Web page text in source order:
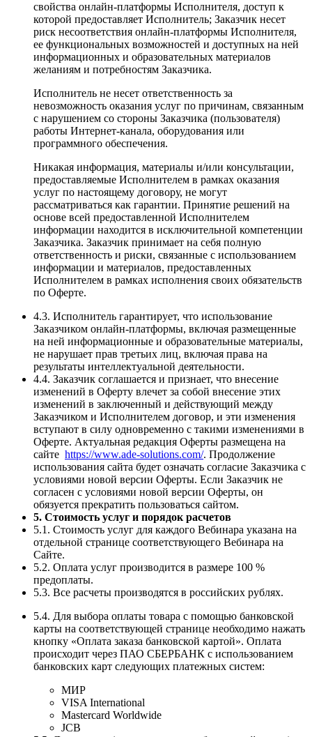
свойства онлайн-платформы Исполнителя, доступ к
которой предоставляет Исполнитель; Заказчик несет
риск несоответствия онлайн-платформы Исполнителя,
ее функциональных возможностей и доступных на ней
информационных и образовательных материалов
желаниям и потребностям Заказчика.
Исполнитель не несет ответственность за
невозможность оказания услуг по причинам, связанным
с нарушением со стороны Заказчика (пользователя)
работы Интернет-канала, оборудования или
программного обеспечения.
Никакая информация, материалы и/или консультации,
предоставляемые Исполнителем в рамках оказания
услуг по настоящему договору, не могут
рассматриваться как гарантии. Принятие решений на
основе всей предоставленной Исполнителем
информации находится в исключительной компетенции
Заказчика. Заказчик принимает на себя полную
ответственность и риски, связанные с использованием
информации и материалов, предоставленных
Исполнителем в рамках исполнения своих обязательств
по Оферте.
4.3. Исполнитель гарантирует, что использование
Заказчиком онлайн-платформы, включая размещенные
на ней информационные и образовательные материалы,
не нарушает прав третьих лиц, включая права на
результаты интеллектуальной деятельности.
4.4. Заказчик соглашается и признает, что внесение
изменений в Оферту влечет за собой внесение этих
изменений в заключенный и действующий между
Заказчиком и Исполнителем договор, и эти изменения
вступают в силу одновременно с такими изменениями в
Оферте. Актуальная редакция Оферты размещена на
сайте https://www.ade-solutions.com/. Продолжение
использования сайта будет означать согласие Заказчика с
условиями новой версии Оферты. Если Заказчик не
согласен с условиями новой версии Оферты, он
обязуется прекратить пользоваться сайтом.
5. Стоимость услуг и порядок расчетов
5.1. Стоимость услуг для каждого Вебинара указана на
отдельной странице соответствующего Вебинара на
Сайте.
5.2. Оплата услуг производится в размере 100 %
предоплаты.
5.3. Все расчеты производятся в российских рублях.
5.4. Для выбора оплаты товара с помощью банковской
карты на соответствующей странице необходимо нажать
кнопку «Оплата заказа банковской картой». Оплата
происходит через ПАО СБЕРБАНК с использованием
банковских карт следующих платежных систем:
МИР
VISA International
Mastercard Worldwide
JCB